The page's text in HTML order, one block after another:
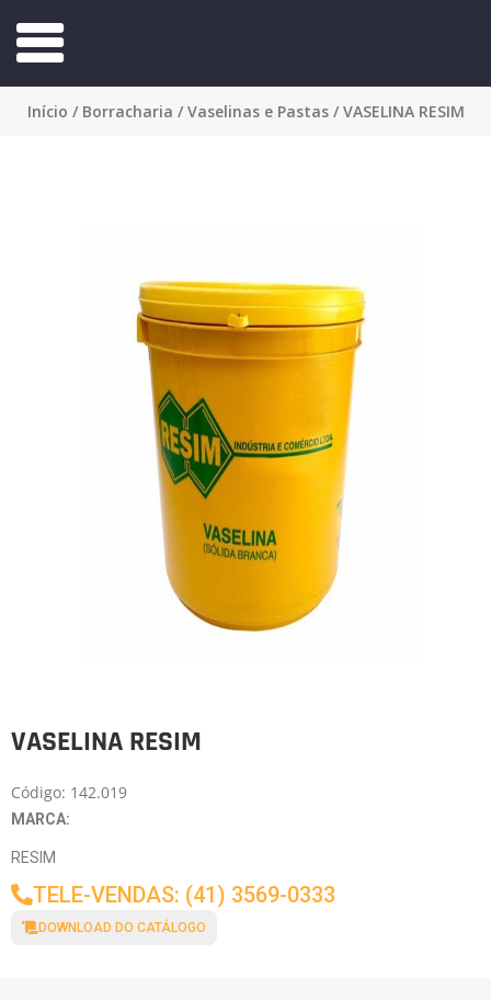
Início / Borracharia / Vaselinas e Pastas/ VASELINA RESIM
VASELINA RESIM
Código: 142.019
MARCA:
RESIM
TELE-VENDAS: (41) 3569-0333
DOWNLOAD DO CATÁLOGO